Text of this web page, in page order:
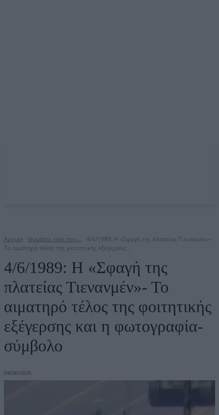
Αρχική Θυμάσαι τότε που…
4/6/1989: Η «Σφαγή της πλατείας Τιενανμέν»-
Το αιματηρό τέλος της φοιτητικής εξέγερσης...
4/6/1989: Η «Σφαγή της
πλατείας Τιενανμέν»- Το
αιματηρό τέλος της φοιτητικής
εξέγερσης και η φωτογραφία-
σύμβολο
04/06/2026